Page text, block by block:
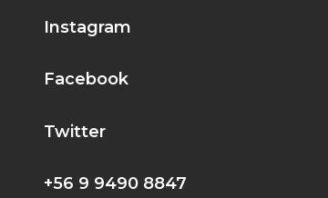
Instagram
Facebook
Twitter
+56 9 9490 8847